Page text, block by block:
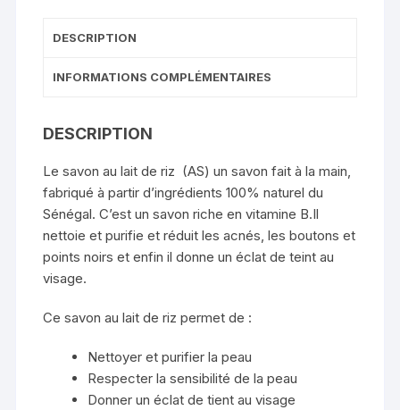
DESCRIPTION
INFORMATIONS COMPLÉMENTAIRES
DESCRIPTION
Le savon au lait de riz (AS) un savon fait à la main,
fabriqué à partir d’ingrédients 100% naturel du
Sénégal. C’est un savon riche en vitamine B.Il
nettoie et purifie et réduit les acnés, les boutons et
points noirs et enfin il donne un éclat de teint au
visage.
Ce savon au lait de riz permet de :
Nettoyer et purifier la peau
Respecter la sensibilité de la peau
Donner un éclat de tient au visage